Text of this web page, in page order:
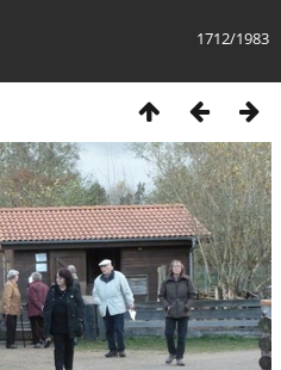
1712/1983